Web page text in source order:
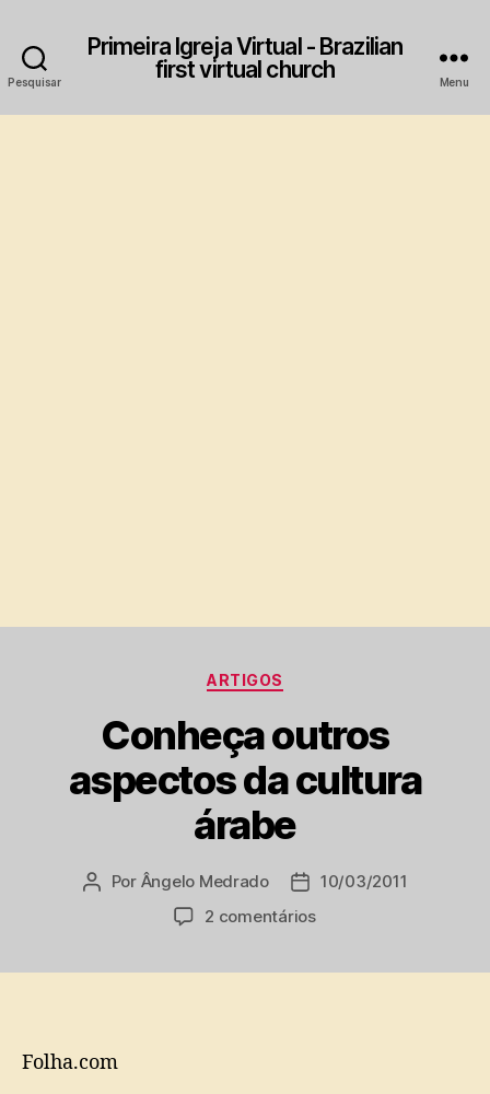
Pesquisar
Primeira Igreja Virtual - Brazilian
first virtual church
Menu
Categorias
ARTIGOS
Conheça outros
aspectos da cultura
árabe
Autor
Por Ângelo Medrado
Data10/03/2011
2 comentáriosem
Folha.com